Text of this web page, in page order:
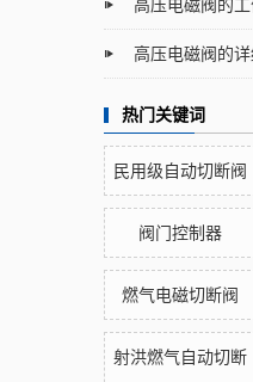
高压电磁阀的
高压电磁阀的
热门关键词
民用级自动切断阀
阀门控制器
燃气电磁切断阀
射洪燃气自动切断